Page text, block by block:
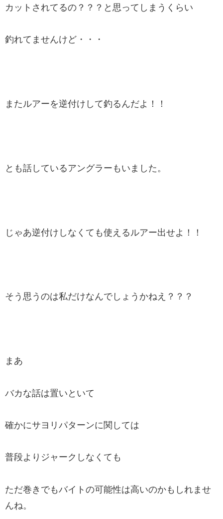
カットされてるの？？？と思ってしまうくらい
釣れてませんけど・・・
またルアーを逆付けして釣るんだよ！！
とも話しているアングラーもいました。
じゃあ逆付けしなくても使えるルアー出せよ！！
そう思うのは私だけなんでしょうかねえ？？？
まあ
バカな話は置いといて
確かにサヨリパターンに関しては
普段よりジャークしなくても
ただ巻きでもバイトの可能性は高いのかもしれませ
んね。